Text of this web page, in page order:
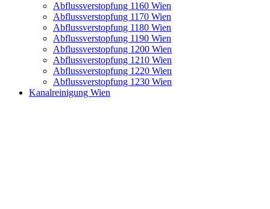
Abflussverstopfung 1160 Wien
Abflussverstopfung 1170 Wien
Abflussverstopfung 1180 Wien
Abflussverstopfung 1190 Wien
Abflussverstopfung 1200 Wien
Abflussverstopfung 1210 Wien
Abflussverstopfung 1220 Wien
Abflussverstopfung 1230 Wien
Kanalreinigung Wien